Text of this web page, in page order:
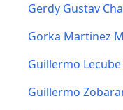
Gerdy Gustav
Gorka Martinez
Guillermo
Guillermo